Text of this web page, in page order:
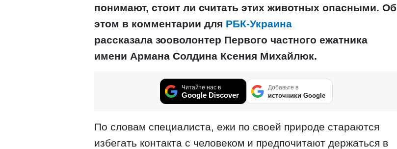
понимают, стоит ли считать этих животных опасными. Об
этом в комментарии для РБК-Украина
рассказала зооволонтер Первого частного ежатника
имени Армана Солдина Ксения Михайлюк.
Читайте нас в
Google Discover
Добавьте в
источники Google
По словам специалиста, ежи по своей природе стараются
избегать контакта с человеком и предпочитают держаться в